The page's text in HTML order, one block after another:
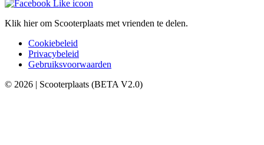
Klik hier om Scooterplaats met vrienden te delen.
Cookiebeleid
Privacybeleid
Gebruiksvoorwaarden
© 2026 | Scooterplaats (BETA V2.0)